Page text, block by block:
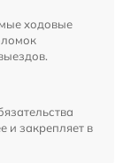
ходовые
и закрепляет в